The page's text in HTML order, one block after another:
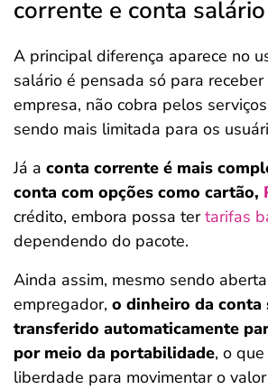
corrente e conta salário
A principal diferença aparece no
salário é pensada só para
empresa, não cobra pelos
sendo mais limitada para os
Já a conta corrente é mais
conta com opções como cartão,
crédito, embora possa tertarifas
dependendo do pacote.
Ainda assim, mesmo sendo
empregador, o dinheiro da conta
transferido automaticamente
por meio da portabilidade, o
liberdade para movimentar o